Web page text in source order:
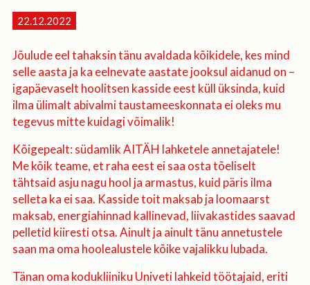
22.12.2022
Jõulude eel tahaksin tänu avaldada kõikidele, kes mind
selle aasta ja ka eelnevate aastate jooksul aidanud on –
igapäevaselt hoolitsen kasside eest küll üksinda, kuid
ilma ülimalt abivalmi taustameeskonnata ei oleks mu
tegevus mitte kuidagi võimalik!
Kõigepealt: südamlik AITÄH lahketele annetajatele!
Me kõik teame, et raha eest ei saa osta tõeliselt
tähtsaid asju nagu hool ja armastus, kuid päris ilma
selleta ka ei saa. Kasside toit maksab ja loomaarst
maksab, energiahinnad kallinevad, liivakastides saavad
pelletid kiiresti otsa. Ainult ja ainult tänu annetustele
saan ma oma hoolealustele kõike vajalikku lubada.
Tänan oma kodukliiniku Univeti lahkeid töötajaid, eriti